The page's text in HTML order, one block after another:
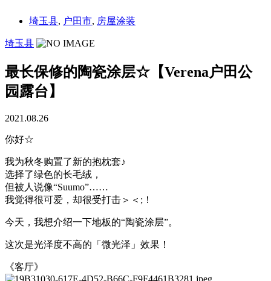
埼玉县, 户田市, 房屋涂装
埼玉县
最长保修的陶瓷涂层☆【Verena户田公
园露台】
2021.08.26
你好☆
我为秋冬购置了新的抱枕套♪
选择了绿色的长毛绒，
但被人说像“Suumo”……
我觉得很可爱，却很受打击＞＜;！
今天，我想介绍一下地板的“陶瓷涂层”。
这次是光泽度不高的「微光泽」效果！
《客厅》